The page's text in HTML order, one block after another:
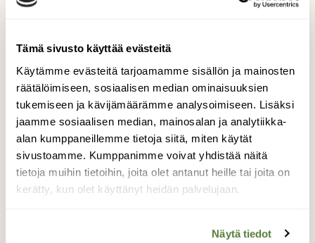
Tämä sivusto käyttää evästeitä
Käytämme evästeitä tarjoamamme sisällön ja mainosten
räätälöimiseen, sosiaalisen median ominaisuuksien
tukemiseen ja kävijämäärämme analysoimiseen. Lisäksi
jaamme sosiaalisen median, mainosalan ja analytiikka-
alan kumppaneillemme tietoja siitä, miten käytät
sivustoamme. Kumppanimme voivat yhdistää näitä
tietoja muihin tietoihin, joita olet antanut heille tai joita on
kerätty, kun olet käyttänyt heidän palvelujaan.
Näytä tiedot